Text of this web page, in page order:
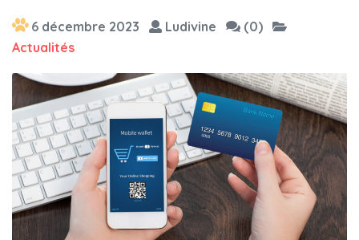
6 décembre 2023 Ludivine
(0)
Actualités